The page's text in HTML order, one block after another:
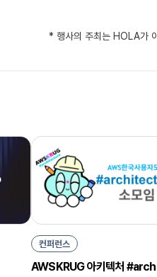
* 행사의 주최는 HOLA가
컨퍼런스
AWSKRUG 아키텍처